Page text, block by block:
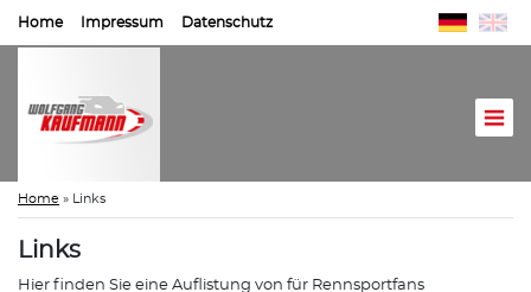
Home Impressum Datenschutz
Home » Links
Links
Hier finden Sie eine Auflistung von für Rennsportfans